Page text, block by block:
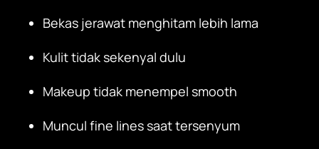
Bekas jerawat menghitam lebih lama
Kulit tidak sekenyal dulu
Makeup tidak menempel smooth
Muncul fine lines saat tersenyum